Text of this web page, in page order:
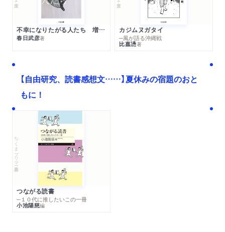
不幸になりたがる人たち 増補新版
春日武彦著
カジムヌガタイ
─風が語る沖縄戦
比嘉慂著
【自由研究、読書感想文……】夏休みの宿題のおと
もに！
ちくまプリマー新書
つながる読書
─１０代に推したいこの一冊
小池陽慈編